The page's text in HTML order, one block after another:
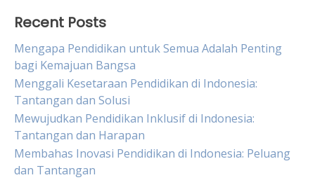
Recent Posts
Mengapa Pendidikan untuk Semua Adalah Penting
bagi Kemajuan Bangsa
Menggali Kesetaraan Pendidikan di Indonesia:
Tantangan dan Solusi
Mewujudkan Pendidikan Inklusif di Indonesia:
Tantangan dan Harapan
Membahas Inovasi Pendidikan di Indonesia: Peluang
dan Tantangan